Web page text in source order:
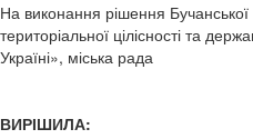
На виконання рішення Бучанської
територіальної цілісності та
Україні», міська рада
ВИРІШИЛА: